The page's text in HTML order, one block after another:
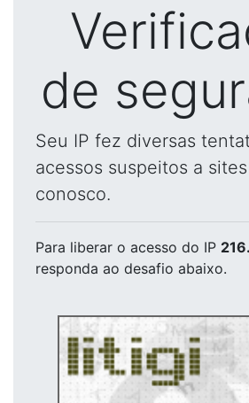
de
Seu IP fez diversas
acessos suspeitos a
conosco.
Para liberar o acesso do IP
responda ao desafio abaixo.